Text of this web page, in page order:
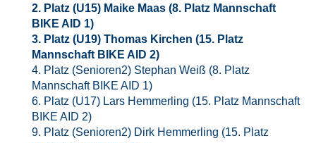
2. Platz (U15) Maike Maas (8. Platz Mannschaft
BIKE AID 1)
3. Platz (U19) Thomas Kirchen (15. Platz
Mannschaft BIKE AID 2)
4. Platz (Senioren2) Stephan Weiß (8. Platz
Mannschaft BIKE AID 1)
6. Platz (U17) Lars Hemmerling (15. Platz Mannschaft
BIKE AID 2)
9. Platz (Senioren2) Dirk Hemmerling (15. Platz